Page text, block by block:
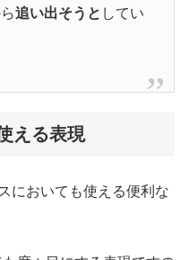
追い出そうと してい
える表現
においても使える便利な